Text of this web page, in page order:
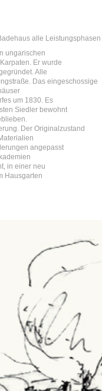
alle Leistungsphasen
ungarischen
Er wurde
Alle
Das eingeschossige
um 1830. Es
Siedler bewohnt
Der Originalzustand
angepasst
in einer neu
Hausgarten